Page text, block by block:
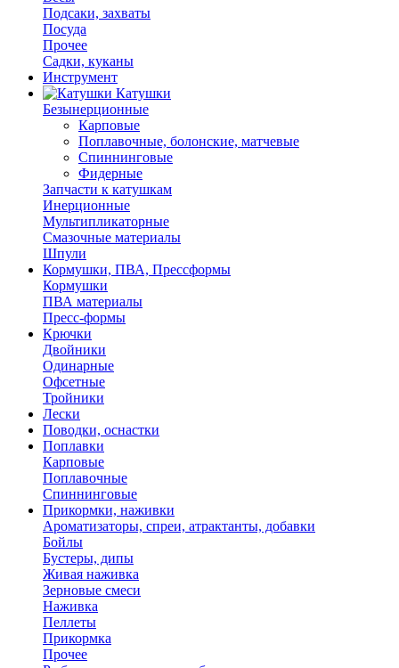
Подсаки, захваты
Посуда
Прочее
Садки, куканы
Инструмент
Катушки
Безынерционные
Карповые
Поплавочные, болонские, матчевые
Спиннинговые
Фидерные
Запчасти к катушкам
Инерционные
Мультипликаторные
Смазочные материалы
Шпули
Кормушки, ПВА, Прессформы
Кормушки
ПВА материалы
Пресс-формы
Крючки
Двойники
Одинарные
Офсетные
Тройники
Лески
Поводки, оснастки
Поплавки
Карповые
Поплавочные
Спиннинговые
Прикормки, наживки
Ароматизаторы, спреи, атрактанты, добавки
Бойлы
Бустеры, дипы
Живая наживка
Зерновые смеси
Наживка
Пеллеты
Прикормка
Прочее